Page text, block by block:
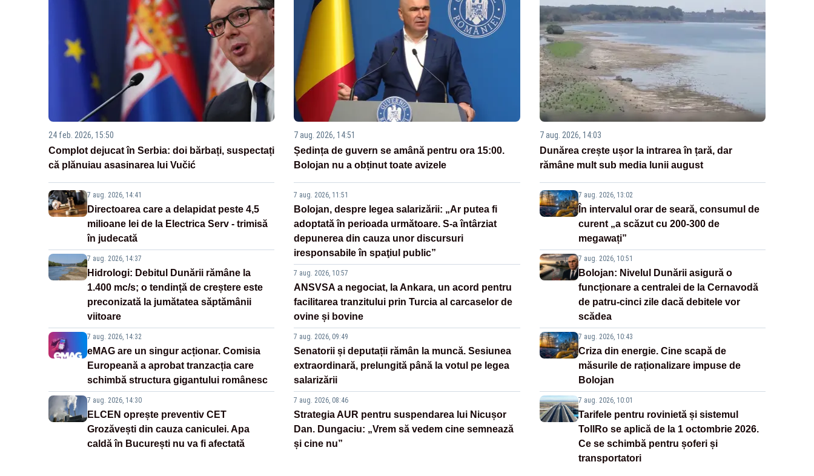
24 feb. 2026, 15:50
Complot dejucat în Serbia: doi bărbați, suspectați
că plănuiau asasinarea lui Vučić
7 aug. 2026, 14:41
Directoarea care a delapidat peste 4,5
milioane lei de la Electrica Serv - trimisă
în judecată
7 aug. 2026, 14:37
Hidrologi: Debitul Dunării rămâne la
1.400 mc/s; o tendință de creștere este
preconizată la jumătatea săptămânii
viitoare
7 aug. 2026, 14:32
eMAG are un singur acționar. Comisia
Europeană a aprobat tranzacția care
schimbă structura gigantului românesc
7 aug. 2026, 14:30
ELCEN oprește preventiv CET
Grozăvești din cauza caniculei. Apa
caldă în București nu va fi afectată
7 aug. 2026, 14:51
Ședința de guvern se amână pentru ora 15:00.
Bolojan nu a obținut toate avizele
7 aug. 2026, 11:51
Bolojan, despre legea salarizării: „Ar putea fi
adoptată în perioada următoare. S-a întârziat
depunerea din cauza unor discursuri
iresponsabile în spaţiul public”
7 aug. 2026, 10:57
ANSVSA a negociat, la Ankara, un acord pentru
facilitarea tranzitului prin Turcia al carcaselor de
ovine și bovine
7 aug. 2026, 09:49
Senatorii și deputații rămân la muncă. Sesiunea
extraordinară, prelungită până la votul pe legea
salarizării
7 aug. 2026, 08:46
Strategia AUR pentru suspendarea lui Nicușor
Dan. Dungaciu: „Vrem să vedem cine semnează
și cine nu”
7 aug. 2026, 14:03
Dunărea crește ușor la intrarea în țară, dar
rămâne mult sub media lunii august
7 aug. 2026, 13:02
În intervalul orar de seară, consumul de
curent „a scăzut cu 200-300 de
megawați”
7 aug. 2026, 10:51
Bolojan: Nivelul Dunării asigură o
funcționare a centralei de la Cernavodă
de patru-cinci zile dacă debitele vor
scădea
7 aug. 2026, 10:43
Criza din energie. Cine scapă de
măsurile de raționalizare impuse de
Bolojan
7 aug. 2026, 10:01
Tarifele pentru rovinietă și sistemul
TollRo se aplică de la 1 octombrie 2026.
Ce se schimbă pentru șoferi și
transportatori